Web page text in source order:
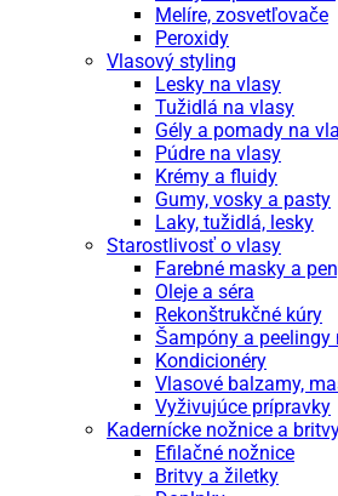
Melíre, zosvetľovače
Peroxidy
Vlasový styling
Lesky na vlasy
Tužidlá na vlasy
Gély a pomady na
Púdre na vlasy
Krémy a fluidy
Gumy, vosky a pasty
Laky, tužidlá, lesky
Starostlivosť o vlasy
Farebné masky a
Oleje a séra
Rekonštrukčné kúry
Šampóny a peelingy
Kondicionéry
Vlasové balzamy,
Vyživujúce prípravky
Kadernícke nožnice a
Efilačné nožnice
Britvy a žiletky